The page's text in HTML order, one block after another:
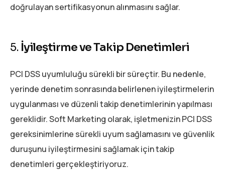
doğrulayan sertifikasyonun alınmasını sağlar.
5. İyileştirme ve Takip Denetimleri
PCI DSS uyumluluğu sürekli bir süreçtir. Bu nedenle,
yerinde denetim sonrasında belirlenen iyileştirmelerin
uygulanması ve düzenli takip denetimlerinin yapılması
gereklidir. Soft Marketing olarak, işletmenizin PCI DSS
gereksinimlerine sürekli uyum sağlamasını ve güvenlik
duruşunu iyileştirmesini sağlamak için takip
denetimleri gerçekleştiriyoruz.